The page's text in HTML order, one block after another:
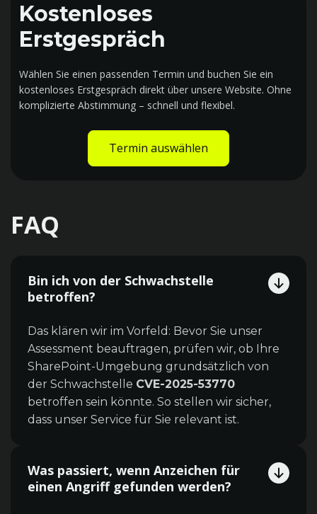
Kostenloses
Erstgespräch
Wählen Sie einen passenden Termin und buchen Sie ein
kostenloses Erstgespräch direkt über unsere Website. Ohne
komplizierte Abstimmung – schnell und flexibel.
Termin auswählen
FAQ
Bin ich von der Schwachstelle
betroffen?
Das klären wir im Vorfeld: Bevor Sie unser
Assessment beauftragen, prüfen wir, ob Ihre
SharePoint-Umgebung grundsätzlich von
der Schwachstelle CVE-2025-53770
betroffen sein könnte. So stellen wir sicher,
dass unser Service für Sie relevant ist.
Was passiert, wenn Anzeichen für
einen Angriff gefunden werden?